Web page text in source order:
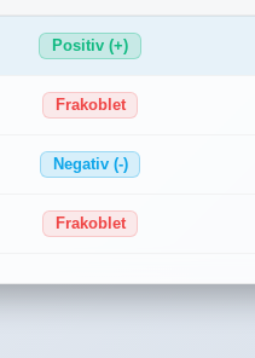
Positiv (+)
Frakoblet
Negativ (-)
Frakoblet